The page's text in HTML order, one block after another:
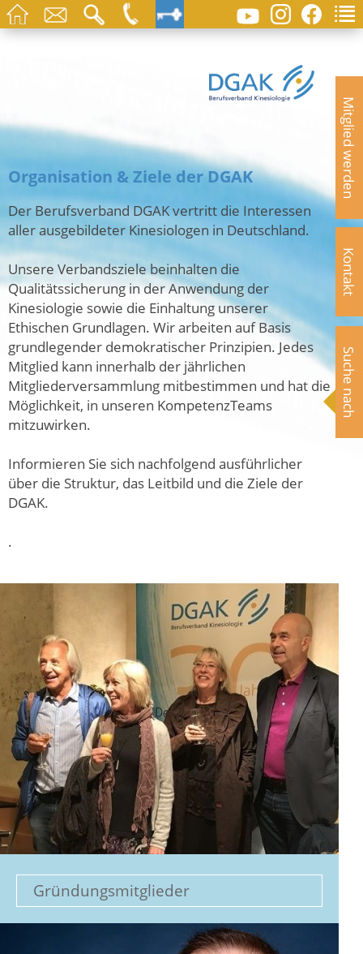
Mitglied werden
Kontakt
Suche nach
Organisation & Ziele der DGAK
Der Berufsverband DGAK vertritt die Interessen
aller ausgebildeter Kinesiologen in Deutschland.
Unsere Verbandsziele beinhalten die
Qualitätssicherung in der Anwendung der
Kinesiologie sowie die Einhaltung unserer
Ethischen Grundlagen. Wir arbeiten auf Basis
grundlegender demokratischer Prinzipien. Jedes
Mitglied kann innerhalb der jährlichen
Mitgliederversammlung mitbestimmen und hat die
Möglichkeit, in unseren KompetenzTeams
mitzuwirken.
Informieren Sie sich nachfolgend ausführlicher
über die Struktur, das Leitbild und die Ziele der
DGAK.
.
Gründungsmitglieder